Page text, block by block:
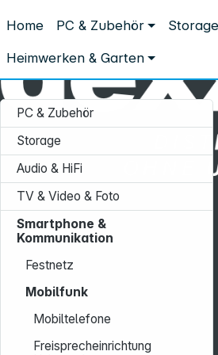
Home PC & Zubehör Storage
Heimwerken & Garten
Smartphone & Kommunikation
Reparaturset
PC & Zubehör
Storage
Audio & HiFi
TV & Video & Foto
Smartphone &
Kommunikation
Festnetz
Mobilfunk
Mobiltelefone
Freisprecheinrichtung
Service-Hotline:
+49 931 9708–496